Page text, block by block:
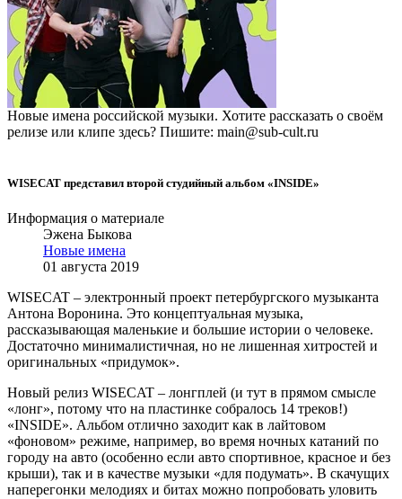
Новые имена российской музыки. Хотите рассказать о своём
релизе или клипе здесь? Пишите: main@sub-cult.ru
WISECAT представил второй студийный альбом «INSIDE»
Информация о материале
Эжена Быкова
Новые имена
01 августа 2019
WISECAT – электронный проект петербургского музыканта
Антона Воронина. Это концептуальная музыка,
рассказывающая маленькие и большие истории о человеке.
Достаточно минималистичная, но не лишенная хитростей и
оригинальных «придумок».
Новый релиз WISECAT – лонгплей (и тут в прямом смысле
«лонг», потому что на пластинке собралось 14 треков!)
«INSIDE». Альбом отлично заходит как в лайтовом
«фоновом» режиме, например, во время ночных катаний по
городу на авто (особенно если авто спортивное, красное и без
крыши), так и в качестве музыки «для подумать». В скачущих
наперегонки мелодиях и битах можно попробовать уловить